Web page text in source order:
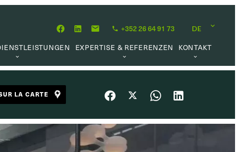
+352 26 64 91 73 DE
MARKET
EXPERTISE & REFERENZEN
ÜBER UNS
REFERENZEN
KUNDENMEINUNGEN
KONTAKT
LA CARTE